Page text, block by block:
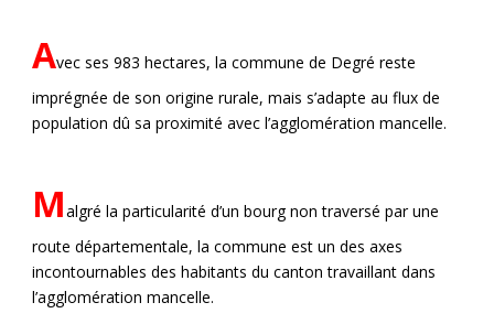
Avec ses 983 hectares, la commune de Degré reste
imprégnée de son origine rurale, mais s’adapte au flux de
population dû sa proximité avec l’agglomération mancelle.
Malgré la particularité d’un bourg non traversé par une
route départementale, la commune est un des axes
incontournables des habitants du canton travaillant dans
l’agglomération mancelle.